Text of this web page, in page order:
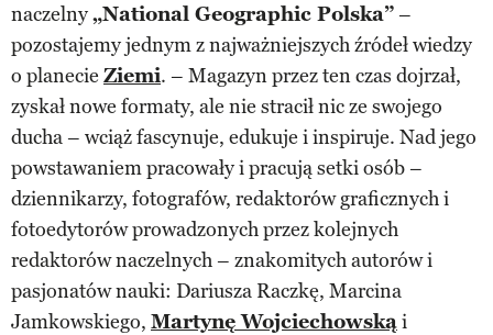
naczelny„National Geographic Polska”–
pozostajemy jednym z najważniejszych źródeł wiedzy
o planecie Ziemi. – Magazyn przez ten czas dojrzał,
zyskał nowe formaty, ale nie stracił nic ze swojego
ducha – wciąż fascynuje, edukuje i inspiruje. Nad jego
powstawaniem pracowały i pracują setki osób –
dziennikarzy, fotografów, redaktorów graficznych i
fotoedytorów prowadzonych przez kolejnych
redaktorów naczelnych – znakomitych autorów i
pasjonatów nauki: Dariusza Raczkę, Marcina
Jamkowskiego, Martynę Wojciechowskąi